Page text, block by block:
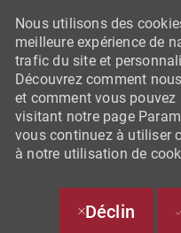
Nous utilisons des
meilleure expérience de
trafic du site et
Découvrez comment
et comment vous pouvez
visitant notre page
vous continuez à utiliser
à notre utilisation de
Déclin